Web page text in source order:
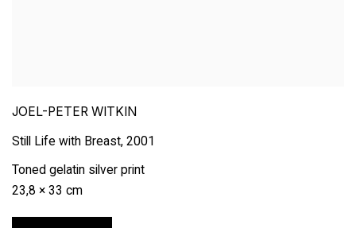
JOEL-PETER WITKIN
Still Life with Breast, 2001
Toned gelatin silver print
23,8 × 33 cm